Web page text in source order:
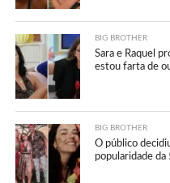
BIG BROTHER
Sara e Raquel
estou farta de
BIG BROTHER
O público
popularidade da